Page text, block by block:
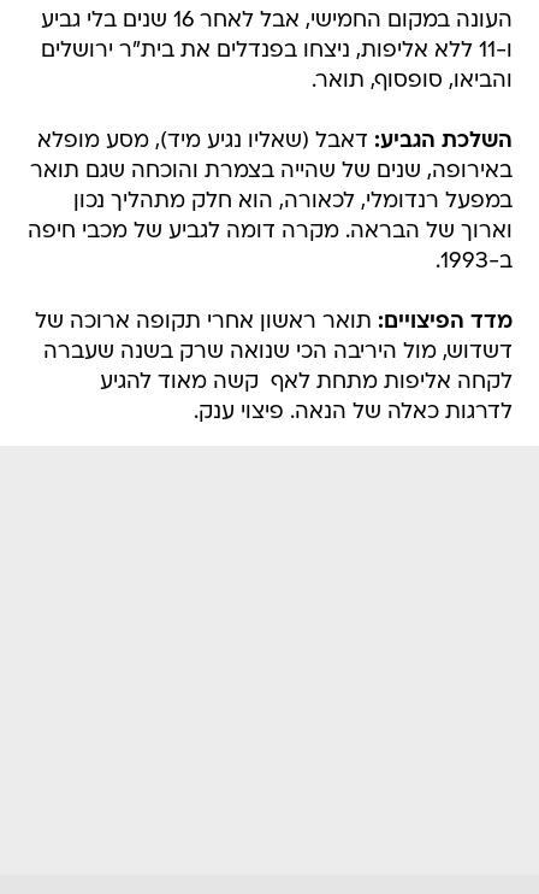
העונה במקום החמישי, אבל לאחר 16 שנים בלי גביע
ו-11 ללא אליפות, ניצחו בפנדלים את בית"ר ירושלים
והביאו, סופסוף, תואר.
השלכת הגביע: דאבל (שאליו נגיע מיד), מסע מופלא
באירופה, שנים של שהייה בצמרת והוכחה שגם תואר
במפעל רנדומלי, לכאורה, הוא חלק מתהליך נכון
וארוך של הבראה. מקרה דומה לגביע של מכבי חיפה
ב-1993.
מדד הפיצויים: תואר ראשון אחרי תקופה ארוכה של
דשדוש, מול היריבה הכי שנואה שרק בשנה שעברה
לקחה אליפות מתחת לאף  קשה מאוד להגיע
לדרגות כאלה של הנאה. פיצוי ענק.